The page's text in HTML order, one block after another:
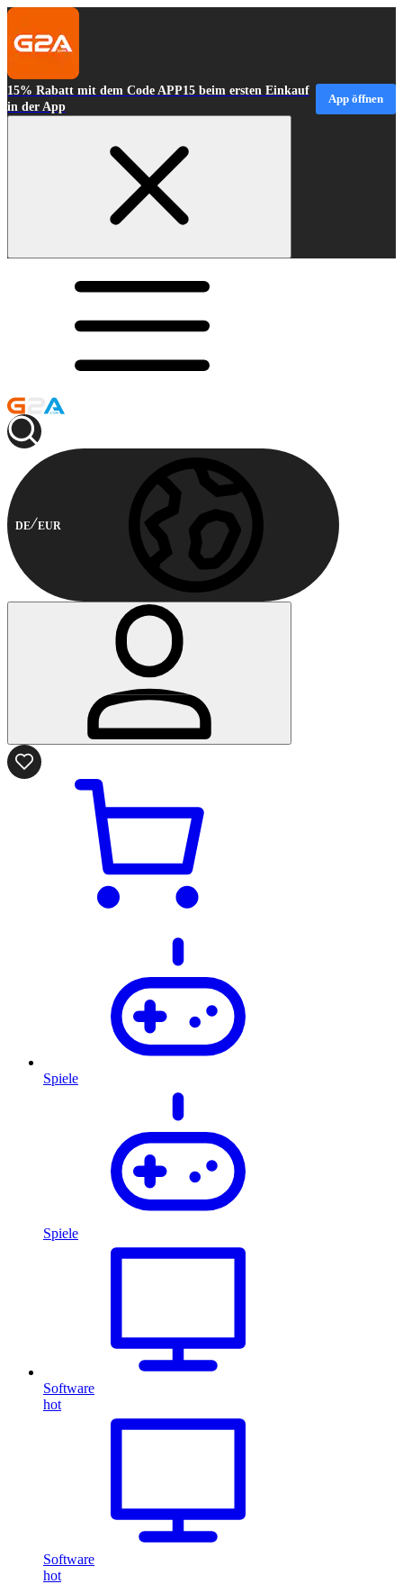
15% Rabatt mit dem Code APP15 beim ersten Einkauf
in der App
App öffnen
DE EUR
Spiele
Spiele
Software
hot
Software
hot